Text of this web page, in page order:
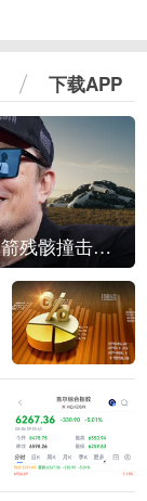
下载APP
SpaceX火箭残骸撞击月球